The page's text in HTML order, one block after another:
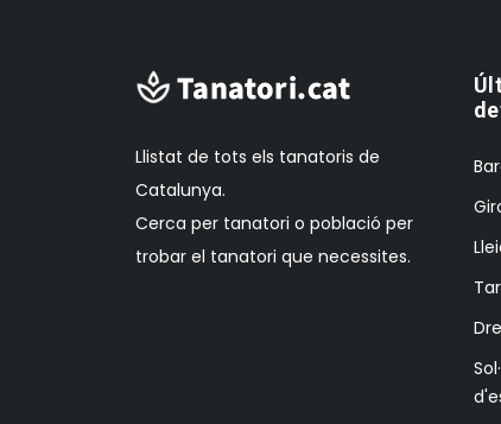
Llistat de tots els tanatoris de
Catalunya.
Cerca per tanatori o població per
trobar el tanatori que necessites.